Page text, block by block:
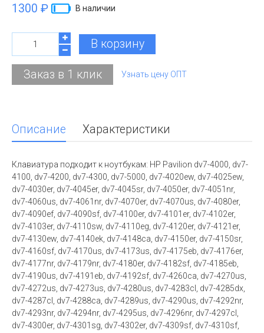
1300 ₽ В наличии
В корзину
Заказ в 1 клик Узнать цену ОПТ
Описание Характеристики
Клавиатура подходит к ноутбукам: HP Pavilion dv7-4000, dv7-
4100, dv7-4200, dv7-4300, dv7-5000, dv7-4020ew, dv7-4025ew,
dv7-4030er, dv7-4045er, dv7-4045sr, dv7-4050er, dv7-4051nr,
dv7-4060us, dv7-4061nr, dv7-4070er, dv7-4070us, dv7-4080er,
dv7-4090ef, dv7-4090sf, dv7-4100er, dv7-4101er, dv7-4102er,
dv7-4103er, dv7-4110sw, dv7-4110eg, dv7-4120er, dv7-4121er,
dv7-4130ew, dv7-4140ek, dv7-4148ca, dv7-4150er, dv7-4150sr,
dv7-4160sf, dv7-4170us, dv7-4173us, dv7-4175eb, dv7-4176er,
dv7-4177nr, dv7-4179nr, dv7-4180er, dv7-4182sf, dv7-4185eb,
dv7-4190us, dv7-4191eb, dv7-4192sf, dv7-4260ca, dv7-4270us,
dv7-4272us, dv7-4273us, dv7-4280us, dv7-4283cl, dv7-4285dx,
dv7-4287cl, dv7-4288ca, dv7-4289us, dv7-4290us, dv7-4292nr,
dv7-4293nr, dv7-4294nr, dv7-4295us, dv7-4296nr, dv7-4297cl,
dv7-4300er, dv7-4301sg, dv7-4302er, dv7-4309sf, dv7-4310sf,